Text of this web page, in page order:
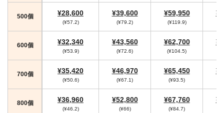
500個 ¥28,600
(¥57.2)
¥39,600
(¥79.2)
¥59,950
(¥119.9)
600個 ¥32,340
(¥53.9)
¥43,560
(¥72.6)
¥62,700
(¥104.5)
700個 ¥35,420
(¥50.6)
¥46,970
(¥67.1)
¥65,450
(¥93.5)
800個 ¥36,960
(¥46.2)
¥52,800
(¥66)
¥67,760
(¥84.7)